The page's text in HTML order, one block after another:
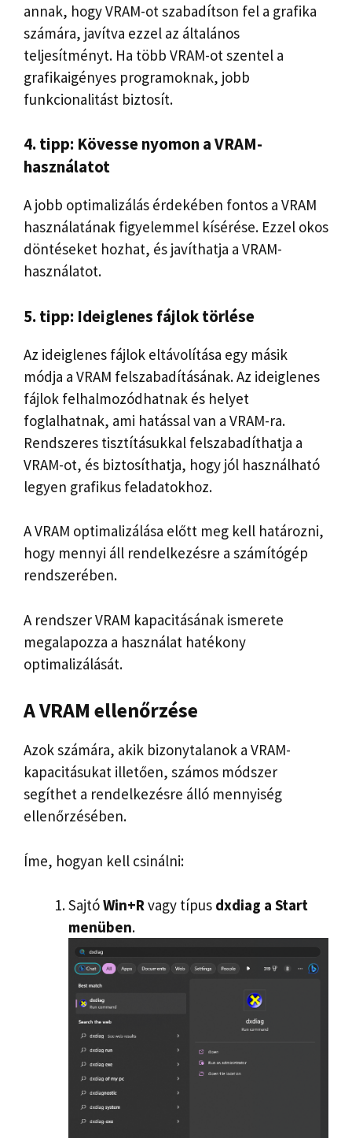
annak, hogy VRAM-ot szabadítson fel a grafika
számára, javítva ezzel az általános
teljesítményt. Ha több VRAM-ot szentel a
grafikaigényes programoknak, jobb
funkcionalitást biztosít.
4. tipp: Kövesse nyomon a VRAM-
használatot
A jobb optimalizálás érdekében fontos a VRAM
használatának figyelemmel kísérése. Ezzel okos
döntéseket hozhat, és javíthatja a VRAM-
használatot.
5. tipp: Ideiglenes fájlok törlése
Az ideiglenes fájlok eltávolítása egy másik
módja a VRAM felszabadításának. Az ideiglenes
fájlok felhalmozódhatnak és helyet
foglalhatnak, ami hatással van a VRAM-ra.
Rendszeres tisztításukkal felszabadíthatja a
VRAM-ot, és biztosíthatja, hogy jól használható
legyen grafikus feladatokhoz.
A VRAM optimalizálása előtt meg kell határozni,
hogy mennyi áll rendelkezésre a számítógép
rendszerében.
A rendszer VRAM kapacitásának ismerete
megalapozza a használat hatékony
optimalizálását.
A VRAM ellenőrzése
Azok számára, akik bizonytalanok a VRAM-
kapacitásukat illetően, számos módszer
segíthet a rendelkezésre álló mennyiség
ellenőrzésében.
Íme, hogyan kell csinálni:
SajtóWin+Rvagy típus dxdiag a Start
menüben.